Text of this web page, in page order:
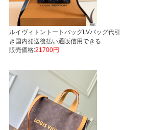
ルイヴィトントートバッグLVバッグ代引
き国内発送後払い通販信用できる
販売価格:21700円